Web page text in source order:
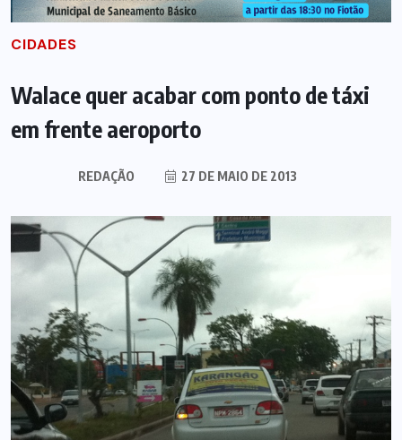
CIDADES
Walace quer acabar com ponto de táxi
em frente aeroporto
REDAÇÃO 27 DE MAIO DE 2013